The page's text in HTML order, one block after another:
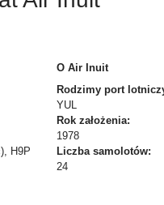
H9P
O Air Inuit
Rodzimy port
YUL
Rok założenia:
1978
Liczba samolotów:
24